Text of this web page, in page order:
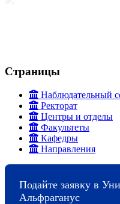
Страницы
Наблюдательный
Ректорат
Центры и отделы
Факультеты
Кафедры
Направления
Подайте заявку в
Альфраганус